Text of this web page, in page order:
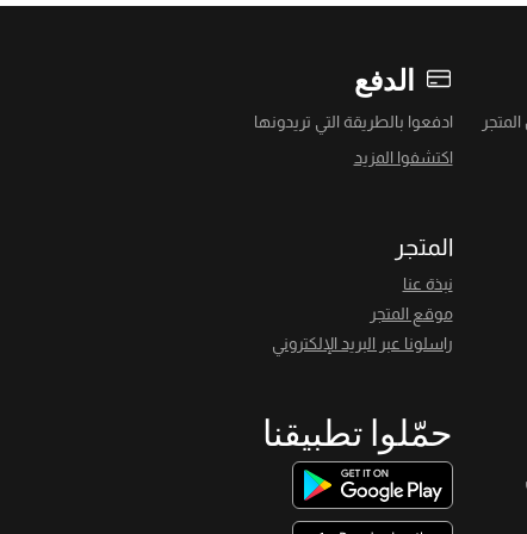
الدفع
ادفعوا بالطريقة التي تريدونها
اكتشفوا المزيد
المتجر
نبذة عنا
موقع المتجر
راسلونا عبر البريد الإلكتروني
حمّلوا تطبيقنا